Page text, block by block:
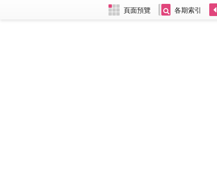
頁面預覽 各期索引